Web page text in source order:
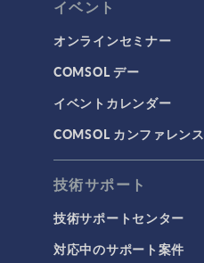
プラズマ物理
低周波電磁気学
光線光学
半導体デバイス
波動光学
タグ
イベント
オンラインセミナー
COMSOL デー
イベントカレンダー
COMSOL カンファレンス
技術サポート
技術サポートセンター
対応中のサポート案件